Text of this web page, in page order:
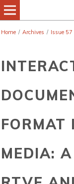
Home / Archives / Issue 57
FORMAT
MEDIA: